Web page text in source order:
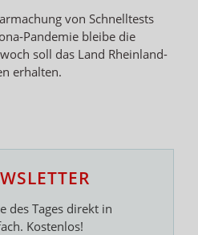
von Schnelltests
bleibe die
soll das Land Rheinland-
erhalten.
des Tages direkt in
Kostenlos!